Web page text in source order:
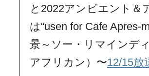
と2022アンビエント＆
は“usen for Cafe Apres-
景～ソー・リマインデ
アフリカン）〜12/15放